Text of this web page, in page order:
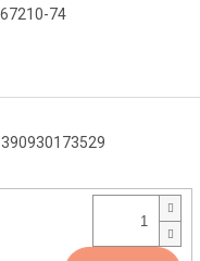
67210-74